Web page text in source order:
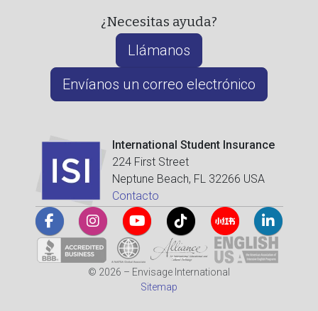
¿Necesitas ayuda?
Llámanos
Envíanos un correo electrónico
International Student Insurance
224 First Street
Neptune Beach, FL 32266 USA
Contacto
© 2026 – Envisage International
Sitemap